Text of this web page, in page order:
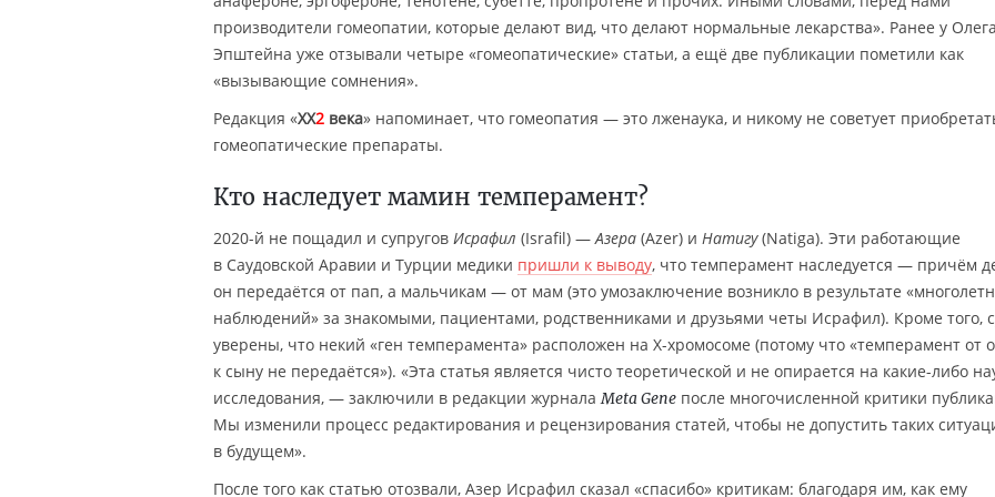
производители гомеопатии, которые делают вид, что делают нормальные лекарства». Ранее у Олега
Эпштейна уже отзывали четыре «гомеопатические» статьи, а ещё две публикации пометили как
«вызывающие сомнения».
Редакция «XX2 века» напоминает, что гомеопатия — это лженаука, и никому не советует
гомеопатические препараты.
Кто наследует мамин темперамент?
2020-й не пощадил и супругов Исрафил (Israfil) —Азера (Azer) и Натигу(Natiga). Эти работающие
в Саудовской Аравии и Турции медики пришли к выводу, что темперамент наследуется — причём
он передаётся от пап, а мальчикам — от мам (это умозаключение возникло в результате
наблюдений» за знакомыми, пациентами, родственниками и друзьями четы Исрафил). Кроме того,
уверены, что некий «ген темперамента» расположен на X-хромосоме (потому что «темперамент от
к сыну не передаётся»). «Эта статья является чисто теоретической и не опирается на какие-либо
исследования, — заключили в редакции журналаMeta Gene после многочисленной критики
Мы изменили процесс редактирования и рецензирования статей, чтобы не допустить таких
в будущем».
После того как статью отозвали, Азер Исрафил сказал «спасибо» критикам: благодаря им, как ему